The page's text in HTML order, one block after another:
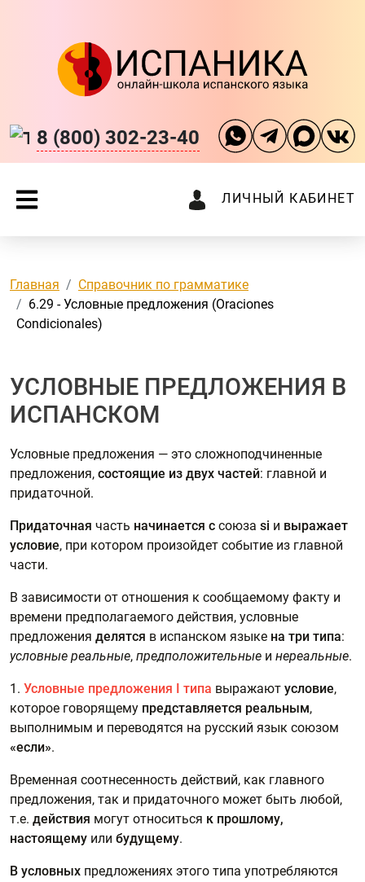
8 (800) 302-23-40
ЛИЧНЫЙ КАБИНЕТ
Главная
Справочник по грамматике
6.29 - Условные предложения (Oraciones
Condicionales)
УСЛОВНЫЕ ПРЕДЛОЖЕНИЯ В
ИСПАНСКОМ
Условные предложения — это сложноподчиненные
предложения, состоящие из двух частей: главной и
придаточной.
Придаточная часть начинается с союза si и выражает
условие, при котором произойдет событие из главной
части.
В зависимости от отношения к сообщаемому факту и
времени предполагаемого действия, условные
предложения делятся в испанском языке на три типа:
условные реальные, предположительные и нереальные.
1. Условные предложения I типа выражают условие,
которое говорящему представляется реальным,
выполнимым и переводятся на русский язык союзом
«если».
Временная соотнесенность действий, как главного
предложения, так и придаточного может быть любой,
т.е. действия могут относиться к прошлому,
настоящему или будущему.
В условных предложениях этого типа употребляются